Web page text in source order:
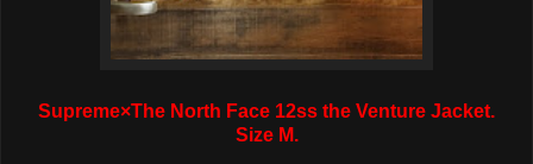
Supreme×The North Face 12ss the Venture Jacket.
Size M.